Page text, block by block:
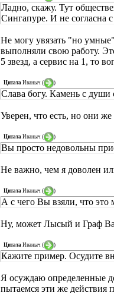
Ладно, скажу. Тут
Сингапуре. И не согласна
Не могу увязать "но
выполняли свою работу.
5 звезд, а сервис на 1, то
Цитата Иваныч ( )
Слава богу. Камень с
Уверен, что есть, но они
Цитата Иваныч ( )
Вы просто недовольны
Не важно, чем я доволен
Цитата Иваныч ( )
А с чего Вы взяли, что это
Ну, может Лысый и Граф
Цитата Иваныч ( )
Кажите пример. Осудите
Я осуждаю определенные
пытаемся эти же действия